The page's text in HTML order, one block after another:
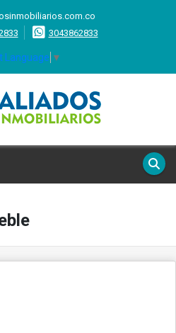
3043862833
Language ▼